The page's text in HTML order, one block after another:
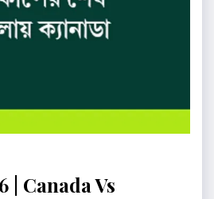
| Canada Vs